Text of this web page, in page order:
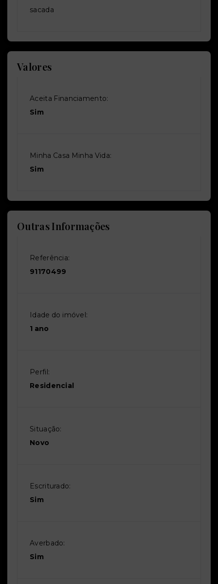
sacada
Valores
Aceita Financiamento:
Sim
Minha Casa Minha Vida:
Sim
Outras Informações
Referência:
91170499
Idade do imóvel:
1 ano
Perfil:
Residencial
Situação:
Novo
Escriturado:
Sim
Averbado:
Sim